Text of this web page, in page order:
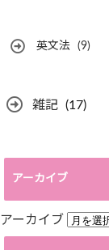
英文法 (9)
雑記 (17)
アーカイブ
アーカイブ